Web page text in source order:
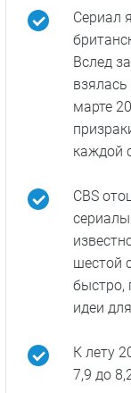
Сериал
Вслед
марте
каждой
CBS
сериалы
шестой
быстро,
идеи
К лету
7,9 до